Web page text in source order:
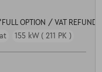
OPTION / VAT
155 kW ( 211 PK )